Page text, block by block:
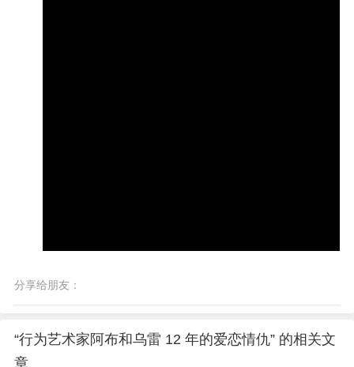
分享给朋友：
“行为艺术家阿布和乌雷 12 年的爱恋情仇” 的相关文
章